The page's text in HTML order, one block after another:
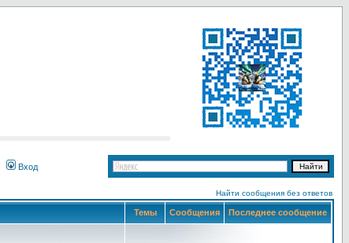
Вход
Найти сообщения без ответов
Темы Сообщения Последнее сообщение